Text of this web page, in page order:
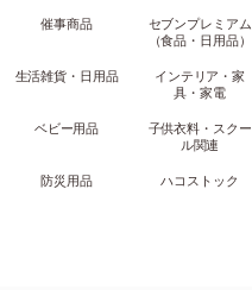
催事商品
セブンプレミアム
（食品・日用品）
生活雑貨・日用品
インテリア・家
具・家電
ベビー用品
子供衣料・スクー
ル関連
防災用品 ハコストック